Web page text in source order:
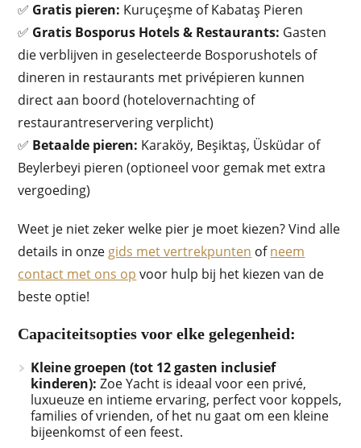
✅ Gratis pieren: Kuruçeşme of Kabataş Pieren
✅ Gratis Bosporus Hotels & Restaurants: Gasten
die verblijven in geselecteerde Bosporushotels of
dineren in restaurants met privépieren kunnen
direct aan boord (hotelovernachting of
restaurantreservering verplicht)
✅ Betaalde pieren: Karaköy, Beşiktaş, Üsküdar of
Beylerbeyi pieren (optioneel voor gemak met extra
vergoeding)
Weet je niet zeker welke pier je moet kiezen? Vind alle
details in onze gids met vertrekpunten ofneem
contact met ons op voor hulp bij het kiezen van de
beste optie!
Capaciteitsopties voor elke gelegenheid:
Kleine groepen (tot 12 gasten inclusief
kinderen): Zoe Yacht is ideaal voor een privé,
luxueuze en intieme ervaring, perfect voor koppels,
families of vrienden, of het nu gaat om een kleine
bijeenkomst of een feest.